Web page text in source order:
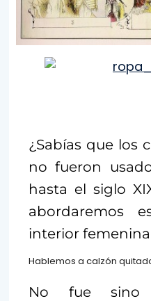
¿Sabías que los
no fueron
hasta el siglo
abordaremos
interior femenina
Hablemos a calzón
No fue sino